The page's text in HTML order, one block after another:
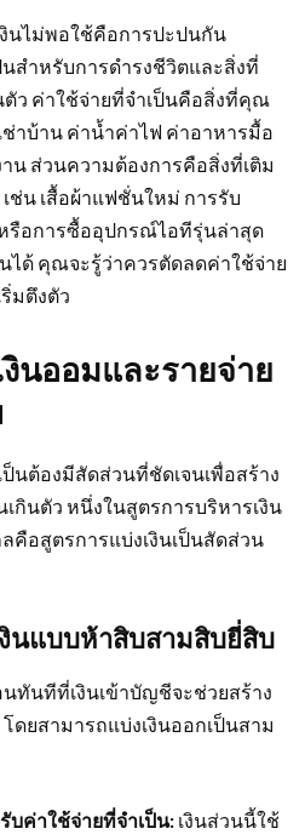
นไม่พอใช้คือการปะปนกัน
สำหรับการดำรงชีวิตและสิ่งที่
ตัว ค่าใช้จ่ายที่จำเป็นคือสิ่งที่คุณ
ช่าบ้าน ค่าน้ำค่าไฟ ค่าอาหารมื้อ
น ส่วนความต้องการคือสิ่งที่เติม
ช่น เสื้อผ้าแฟชั่นใหม่ การรับ
รือการซื้ออุปกรณ์ไอทีรุ่นล่าสุด
ได้ คุณจะรู้ว่าควรตัดลดค่าใช้จ่าย
มตึงตัว
นออมและรายจ่าย
นต้องมีสัดส่วนที่ชัดเจนเพื่อสร้าง
กินตัว หนึ่งในสูตรการบริหารเงิน
คือสูตรการแบ่งเงินเป็นสัดส่วน
นแบบห้าสิบสามสิบยี่สิบ
นทันทีที่เงินเข้าบัญชีจะช่วยสร้าง
ดยสามารถแบ่งเงินออกเป็นสาม
บค่าใช้จ่ายที่จำเป็น: เงินส่วนนี้ใช้